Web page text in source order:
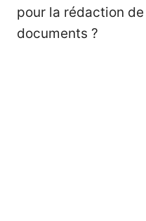
pour la rédaction
documents ?